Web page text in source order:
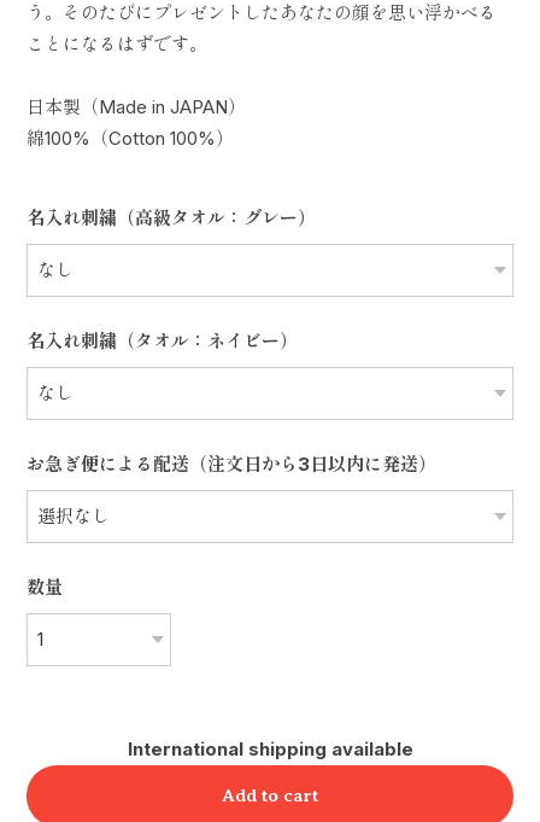
う。そのたびにプレゼントしたあなたの顔を思い浮かべる
ことになるはずです。
日本製（Made in JAPAN）
綿100%（Cotton 100%）
名入れ刺繍（高級タオル：グレー）
名入れ刺繍（タオル：ネイビー）
お急ぎ便による配送（注文日から3日以内に発送）
数量
International shipping available
Add to cart